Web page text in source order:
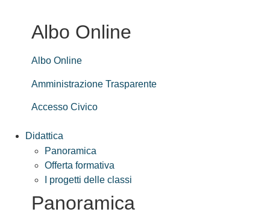
Albo Online
Albo Online
Amministrazione Trasparente
Accesso Civico
Didattica
Panoramica
Offerta formativa
I progetti delle classi
Panoramica